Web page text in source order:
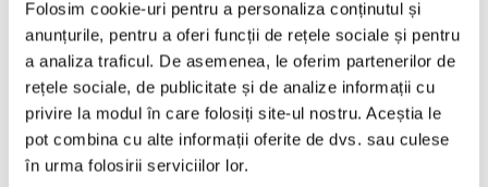
Folosim cookie-uri pentru a personaliza conținutul și
anunțurile, pentru a oferi funcții de rețele sociale și pentru
a analiza traficul. De asemenea, le oferim partenerilor de
rețele sociale, de publicitate și de analize informații cu
privire la modul în care folosiți site-ul nostru. Aceștia le
pot combina cu alte informații oferite de dvs. sau culese
în urma folosirii serviciilor lor.
7 August 2026